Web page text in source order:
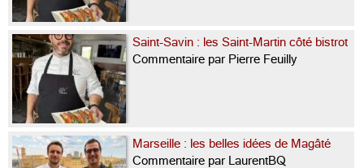
Saint-Savin : les Saint-Martin côté bistrot
Commentaire par Pierre Feuilly
Marseille : les belles idées de Magâté
Commentaire par LaurentBQ